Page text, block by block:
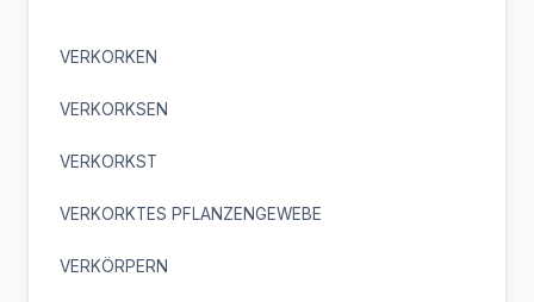
VERKORKEN
VERKORKSEN
VERKORKST
VERKORKTES PFLANZENGEWEBE
VERKÖRPERN